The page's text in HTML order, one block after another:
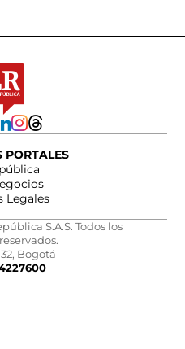
PORTALES
Legales
S.A.S. Todos los
32, Bogotá